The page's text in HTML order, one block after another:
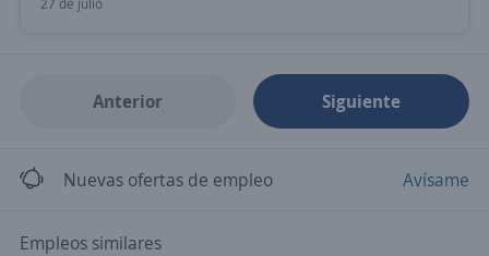
27 de julio
Anterior Siguiente
Nuevas ofertas de empleo Avísame
Empleos similares